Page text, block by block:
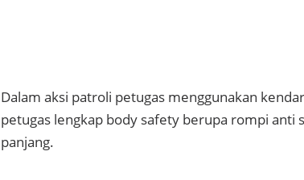
Dalam aksi patroli petugas menggunakan
petugas lengkap body safety berupa rompi anti
panjang.